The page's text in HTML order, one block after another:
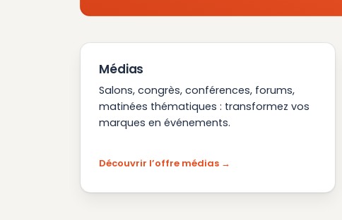
Médias
Salons, congrès, conférences, forums,
matinées thématiques : transformez vos
marques en événements.
Découvrir l’offre médias